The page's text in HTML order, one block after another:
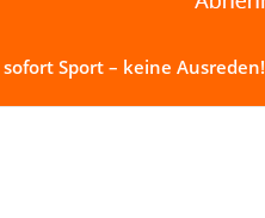
sofort Sport – keine Ausreden!